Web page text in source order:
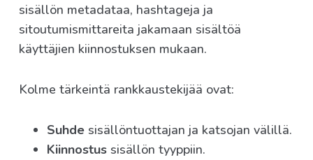
sisällön metadataa, hashtageja ja
sitoutumismittareita jakamaan sisältöä
käyttäjien kiinnostuksen mukaan.
Kolme tärkeintä rankkaustekijää ovat:
Suhde sisällöntuottajan ja katsojan välillä.
Kiinnostus sisällön tyyppiin.